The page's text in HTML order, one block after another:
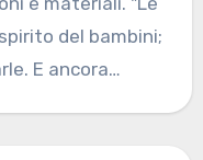
del bambini;
E ancora…